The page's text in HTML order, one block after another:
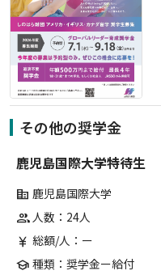
その他の奨学金
鹿児島国際大学特待生
corporate_fare 鹿児島国際大学
group人数：24人
currency_yen 総額/人：ー
school 種類：奨学金ー給付